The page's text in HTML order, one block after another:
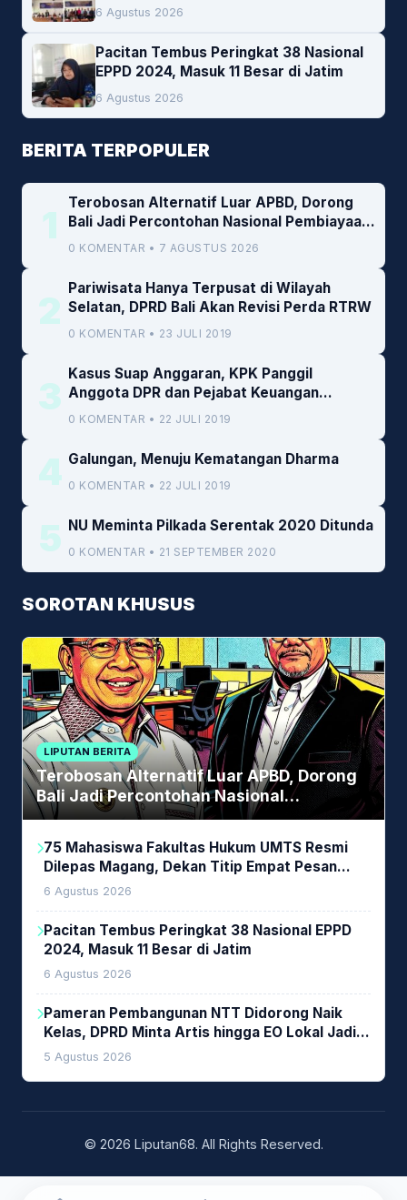
Empat Pesan Penting
6 Agustus 2026
Pacitan Tembus Peringkat 38 Nasional
EPPD 2024, Masuk 11 Besar di Jatim
6 Agustus 2026
BERITA TERPOPULER
1
Terobosan Alternatif Luar APBD, Dorong
Bali Jadi Percontohan Nasional Pembiayaan
Daerah
0 KOMENTAR • 7 AGUSTUS 2026
2
Pariwisata Hanya Terpusat di Wilayah
Selatan, DPRD Bali Akan Revisi Perda RTRW
0 KOMENTAR • 23 JULI 2019
3
Kasus Suap Anggaran, KPK Panggil
Anggota DPR dan Pejabat Keuangan
Kemenkeu
0 KOMENTAR • 22 JULI 2019
4 Galungan, Menuju Kematangan Dharma
0 KOMENTAR • 22 JULI 2019
5 NU Meminta Pilkada Serentak 2020 Ditunda
0 KOMENTAR • 21 SEPTEMBER 2020
SOROTAN KHUSUS
LIPUTAN BERITA
Terobosan Alternatif Luar APBD, Dorong
Bali Jadi Percontohan Nasional
Pembiayaan Daerah
75 Mahasiswa Fakultas Hukum UMTS Resmi
Dilepas Magang, Dekan Titip Empat Pesan
Penting
6 Agustus 2026
Pacitan Tembus Peringkat 38 Nasional EPPD
2024, Masuk 11 Besar di Jatim
6 Agustus 2026
Pameran Pembangunan NTT Didorong Naik
Kelas, DPRD Minta Artis hingga EO Lokal Jadi
Prioritas
5 Agustus 2026
© 2026 Liputan68. All Rights Reserved.